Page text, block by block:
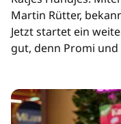
Martin Rütter,
Jetzt startet ein
gut, denn Promi